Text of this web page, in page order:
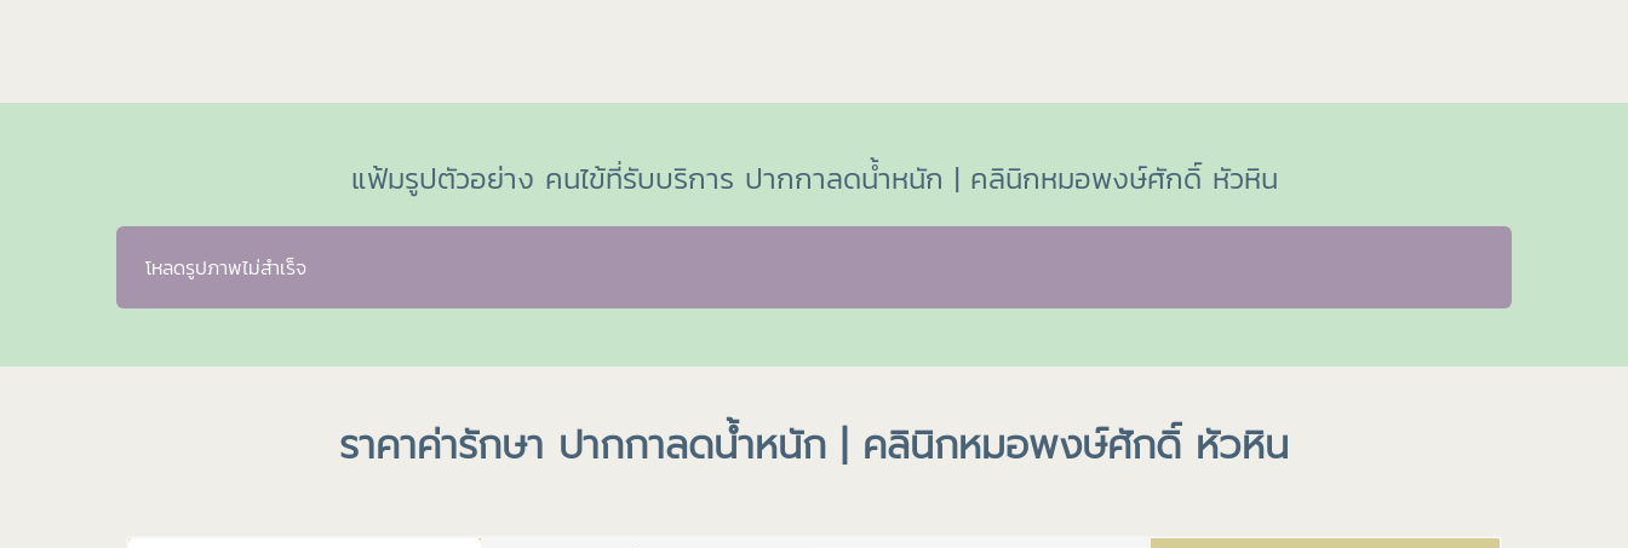
แฟ้มรูปตัวอย่าง คนไข้ที่รับบริการ ปากกาลดน้ำหนัก | คลินิกหมอพงษ์ศักดิ์ หัวหิน
โหลดรูปภาพไม่สำเร็จ
ราคาค่ารักษา ปากกาลดน้ำหนัก | คลินิกหมอพงษ์ศักดิ์ หัวหิน